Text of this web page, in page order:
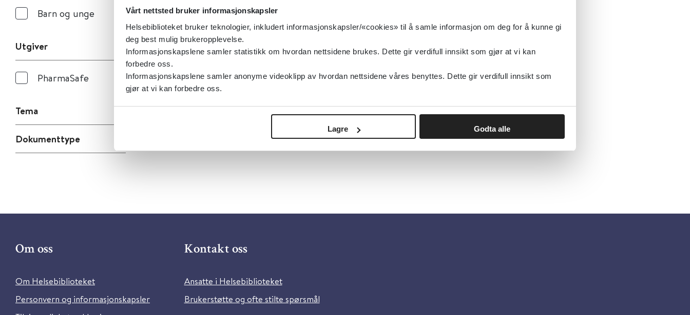
Vårt nettsted bruker informasjonskapsler
Helsebiblioteket bruker teknologier, inkludert informasjonskapsler/«cookies» til å samle informasjon om deg for å kunne gi
deg best mulig brukeropplevelse.
Informasjonskapslene samler statistikk om hvordan nettsidene brukes. Dette gir verdifull innsikt som gjør at vi kan
forbedre oss.
Informasjonskapslene samler anonyme videoklipp av hvordan nettsidene våres benyttes. Dette gir verdifull innsikt som
gjør at vi kan forbedre oss.
Lagre Godta alle
Barn og unge
Utgiver
PharmaSafe
Tema
Dokumenttype
Om oss
Om Helsebiblioteket
Personvern og informasjonskapsler
Kontakt oss
Ansatte i Helsebiblioteket
Brukerstøtte og ofte stilte spørsmål